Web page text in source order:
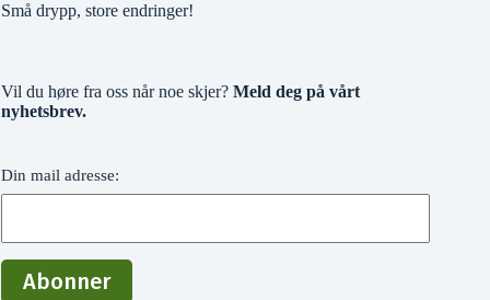
Små drypp, store endringer!
Vil du høre fra oss når noe skjer? Meld deg på vårt
nyhetsbrev.
Din mail adresse: